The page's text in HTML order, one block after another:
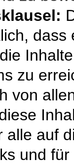
zu
von
alle auf
und